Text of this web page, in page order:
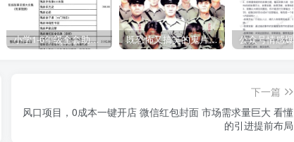
小学1-6年级全套助学资源包（9000GB）(超值的精品资源-会员也需单独购买哦) 既恐怖又搞笑的鬼片（10部猛鬼恐怖片都是喜剧片）
下一篇
风口项目，0成本一键开店 微信红包封面 市场需求量巨大 看懂
的引进提前布局